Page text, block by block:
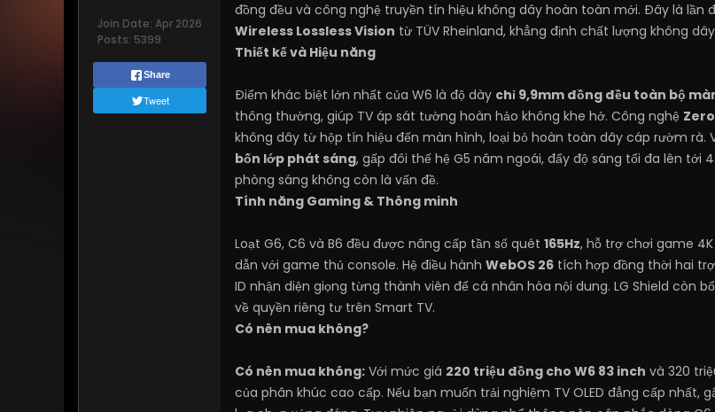
Join Date: Apr 2026
Posts: 5399
Share
Tweet
đồng đều và công nghệ truyền tín hiệu không dây hoàn toàn mới. Đây là lần
Wireless Lossless Vision từ TÜV Rheinland, khẳng định chất lượng không
Thiết kế và Hiệu năng
Điểm khác biệt lớn nhất của W6 là độ dày chỉ 9,9mm đồng đều toàn bộ
thông thường, giúp TV áp sát tường hoàn hảo không khe hở. Công nghệ
không dây từ hộp tín hiệu đến màn hình, loại bỏ hoàn toàn dây cáp rườm rà.
bốn lớp phát sáng, gấp đôi thế hệ G5 năm ngoái, đẩy độ sáng tối đa lên
phòng sáng không còn là vấn đề.
Tính năng Gaming & Thông minh
Loạt G6, C6 và B6 đều được nâng cấp tần số quét 165Hz, hỗ trợ chơi game
dẫn với game thủ console. Hệ điều hành WebOS 26 tích hợp đồng thời hai
ID nhận diện giọng từng thành viên để cá nhân hóa nội dung. LG Shield còn
về quyền riêng tư trên Smart TV.
Có nên mua không?
Có nên mua không: Với mức giá 220 triệu đồng cho W6 83 inch và 320
của phân khúc cao cấp. Nếu bạn muốn trải nghiệm TV OLED đẳng cấp